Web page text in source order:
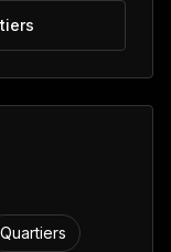
Quartiers